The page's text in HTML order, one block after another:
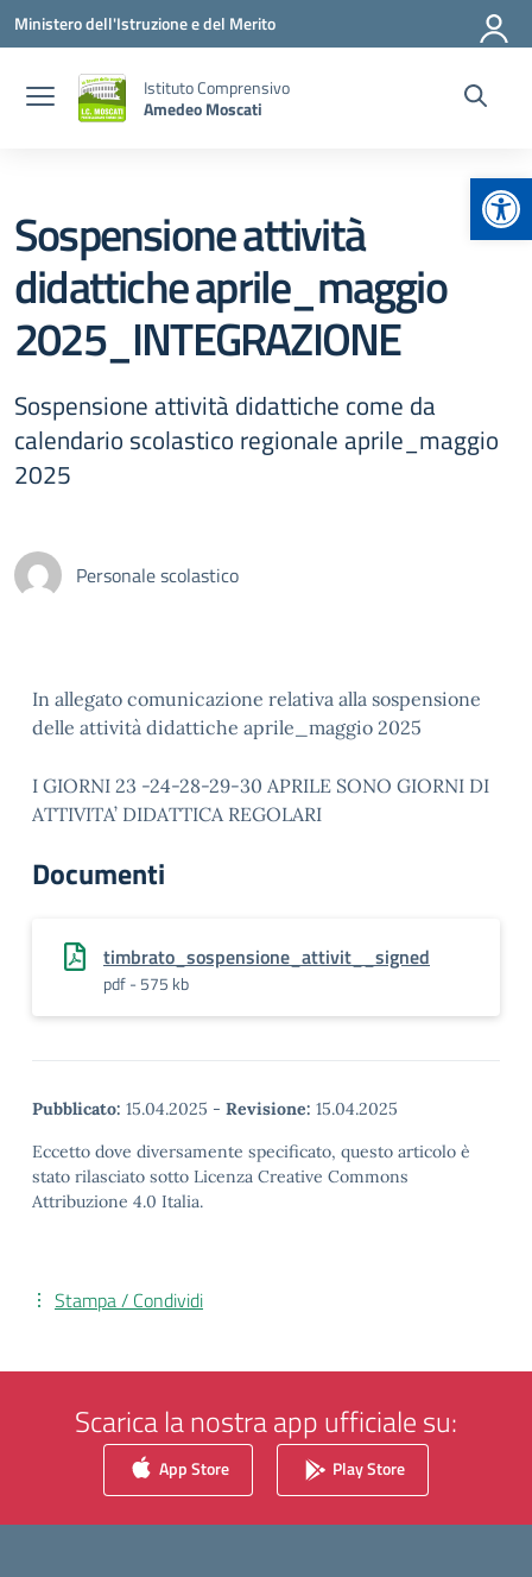
Vai ai contenuti
Vai al menu di navigazione
Vai al footer
Ministero dell'Istruzione e del Merito
Istituto Comprensivo
Amedeo Moscati
Sospensione attività
didattiche aprile_maggio
2025_INTEGRAZIONE
Sospensione attività didattiche come da
calendario scolastico regionale aprile_maggio
2025
Personale scolastico
In allegato comunicazione relativa alla sospensione
delle attività didattiche aprile_maggio 2025
I GIORNI 23 -24-28-29-30 APRILE SONO GIORNI DI
ATTIVITA’ DIDATTICA REGOLARI
Documenti
timbrato_sospensione_attivit__signed
pdf - 575 kb
Pubblicato: 15.04.2025 - Revisione: 15.04.2025
Eccetto dove diversamente specificato, questo articolo è
stato rilasciato sotto Licenza Creative Commons
Attribuzione 4.0 Italia.
Stampa / Condividi
Scarica la nostra app ufficiale su:
App Store Play Store